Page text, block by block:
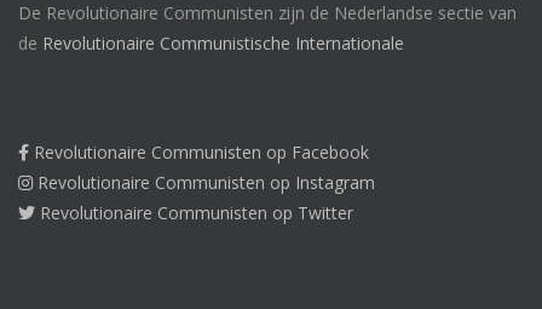
De Revolutionaire Communisten zijn de Nederlandse sectie van
de Revolutionaire Communistische Internationale
Revolutionaire Communisten op Facebook
Revolutionaire Communisten op Instagram
Revolutionaire Communisten op Twitter